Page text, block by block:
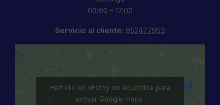
09:00 – 17:00
Servicio al cliente: 952477953
Haz clic en «Estoy de acuerdo» para
activar Google maps